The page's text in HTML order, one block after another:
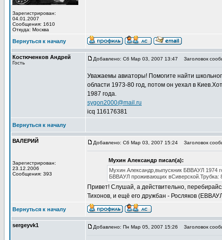
Зарегистрирован:
04.01.2007
Сообщения: 1610
Откуда: Москва
Вернуться к началу
Костюченков Андрей
Гость
Добавлено: Сб Мар 03, 2007 13:47 Заголовок
Уважаемы авиаторы! Помогите найти
области 1973-80 год, потом он уехал в
1987 года.
sygon2000@mail.ru
icq 116176381
Вернуться к началу
ВАЛЕРИЙ
Зарегистрирован:
23.12.2006
Сообщения: 393
Добавлено: Сб Мар 03, 2007 15:24 Заголовок
Мухин Александр писал(а):
Мухин Александр,выпускник БВВАУЛ 1974
БВВАУЛ проживающих вСиверской.Трубка:
Привет! Слушай, а действительно,
Тихонов, и ещё его дружбан - Росляков
Вернуться к началу
sergeyvk1 Добавлено: Пн Мар 05, 2007 15:26 Заголовок